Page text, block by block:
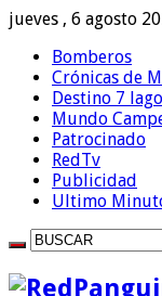
jueves , 6 agosto
Bomberos
Crónicas de
Destino 7
Mundo
Patrocinado
RedTv
Publicidad
Ultimo